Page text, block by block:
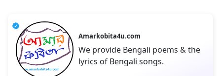
Amarkobita4u.com
We provide Bengali poems & the
lyrics of Bengali songs.